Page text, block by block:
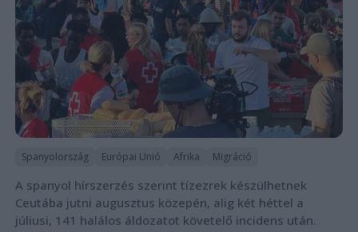
Spanyolország Európai Unió Afrika Migráció
A spanyol hírszerzés szerint tízezrek készülhetnek
Ceutába jutni augusztus közepén, alig két héttel a
júliusi, 141 halálos áldozatot követelő incidens után.